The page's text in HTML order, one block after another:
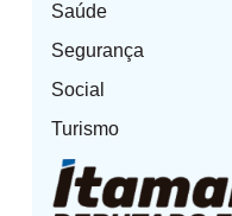
Saúde
Segurança
Social
Turismo